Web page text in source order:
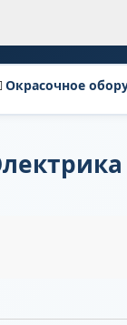
Окрасочное